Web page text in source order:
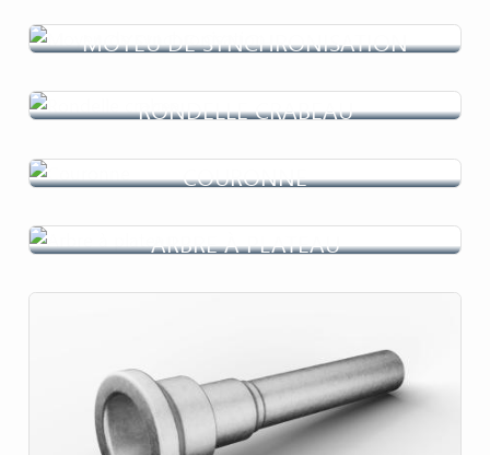
MOYEU DE SYNCHRONISATION
RONDELLE CRABEAU
COURONNE
ARBRE À PLATEAU